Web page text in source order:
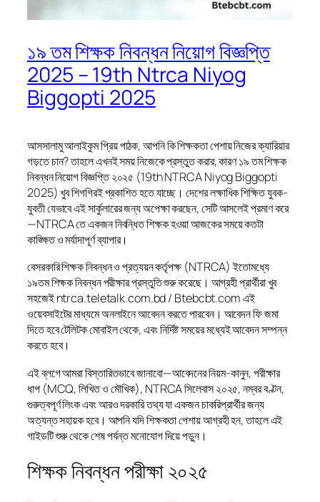
১৯ তম শিক্ষক নিবন্ধন নিয়োগ বিজ্ঞপ্তি
2025 – 19th Ntrca Niyog
Biggopti 2025
আসসালামু আলাইকুম প্রিয় পাঠক, আপনি কি শিক্ষকতা পেশায় নিজের ক্যারিয়ার
গড়তে চান? তাহলে এখনই সময় নিজেকে প্রস্তুত করার, কারণ ১৯ তম শিক্ষক
নিবন্ধন নিয়োগ বিজ্ঞপ্তি ২০২৫ (19th NTRCA Niyog Biggopti
2025) খুব শিগগিরই প্রকাশিত হতে যাচ্ছে। দেশের লক্ষাধিক শিক্ষিত যুবক-
যুবতী যেভাবে এই সার্কুলারের জন্য অপেক্ষা করছেন, সেটি আসলেই প্রমাণ করে
—NTRCA তে একজন নিবন্ধিত শিক্ষক হওয়া আজকের সময়ে কতটা
কাঙ্ক্ষিত ও মর্যাদাপূর্ণ ব্যাপার।
বেসরকারি শিক্ষক নিবন্ধন ও প্রত্যয়ন কর্তৃপক্ষ (NTRCA) ইতোমধ্যে
১৯তম শিক্ষক নিবন্ধন পরীক্ষার প্রস্তুতি শুরু করেছে। আগ্রহী প্রার্থীরা খুব
সহজেই ntrca.teletalk.com.bd / Btebcbt.com এই
ওয়েবসাইটের মাধ্যমে অনলাইনে আবেদন করতে পারবেন। আবেদন ফি জমা
দিতে হবে টেলিটক মোবাইল থেকে, এবং নির্দিষ্ট সময়ের মধ্যেই আবেদন সম্পন্ন
করতে হবে।
এই ব্লগে আমরা বিস্তারিতভাবে জানাবো—আবেদনের নিয়ম-কানুন, পরীক্ষার
ধাপ (MCQ, লিখিত ও মৌখিক), NTRCA সিলেবাস ২০২৫, নম্বর বণ্টন,
গুরুত্বপূর্ণ লিংক এবং আরও দরকারি তথ্য যা একজন চাকরিপ্রার্থীর জন্য
অত্যন্ত সহায়ক হবে। আপনি যদি শিক্ষকতা পেশায় আগ্রহী হন, তাহলে এই
গাইডটি শুরু থেকে শেষ পর্যন্ত মনোযোগ দিয়ে পড়ুন।
শিক্ষক নিবন্ধন পরীক্ষা ২০২৫